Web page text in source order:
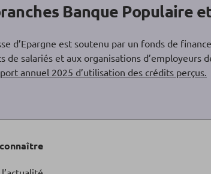
Banque Populaire
d’Epargne est soutenu par un fonds de
salariés et aux organisations
annuel 2025 d’utilisation des crédits perçus.